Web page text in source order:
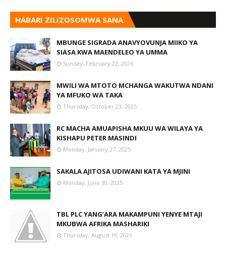
HABARI ZILIZOSOMWA SANA
MBUNGE SIGRADA ANAVYOVUNJA MIIKO YA
SIASA KWA MAENDELEO YA UMMA
Sunday, February 22, 2026
MWILI WA MTOTO MCHANGA WAKUTWA NDANI
YA MFUKO WA TAKA
Thursday, October 23, 2025
RC MACHA AMUAPISHA MKUU WA WILAYA YA
KISHAPU PETER MASINDI
Monday, January 27, 2025
SAKALA AJITOSA UDIWANI KATA YA MJINI
Monday, June 30, 2025
TBL PLC YANG’ARA MAKAMPUNI YENYE MTAJI
MKUBWA AFRIKA MASHARIKI
Thursday, August 19, 2021